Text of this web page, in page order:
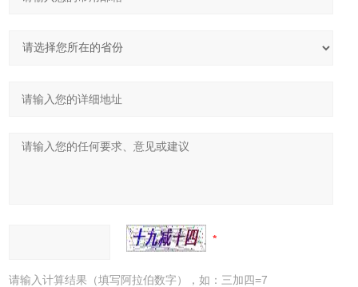
请输入计算结果（填写阿拉伯数字），如：三加四=7